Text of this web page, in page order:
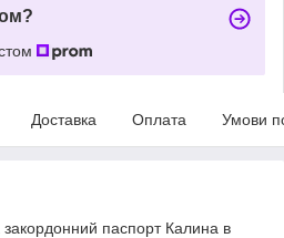
Доставка Оплата Умови
паспорт Калина в